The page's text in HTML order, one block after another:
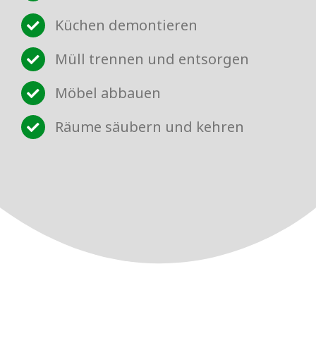
Küchen demontieren
Müll trennen und entsorgen
Möbel abbauen
Räume säubern und kehren